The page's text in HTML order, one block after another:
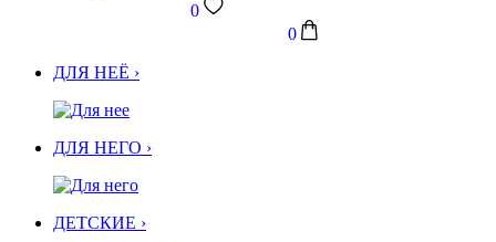
0
0
ДЛЯ НЕЁ ›
ДЛЯ НЕГО ›
ДЕТСКИЕ ›